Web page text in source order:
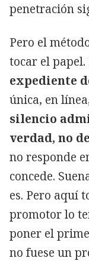
penetración
Pero el
tocar el papel.
expediente
única, en
silencio
verdad, no
no responde
concede.
es. Pero aquí
promotor lo
poner el
no fuese un